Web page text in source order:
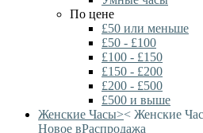
По цене
£50 или меньше
£50 - £100
£100 - £150
£150 - £200
£200 - £500
£500 и выше
Женские Часы>< Женские
Новое вРаспродажа